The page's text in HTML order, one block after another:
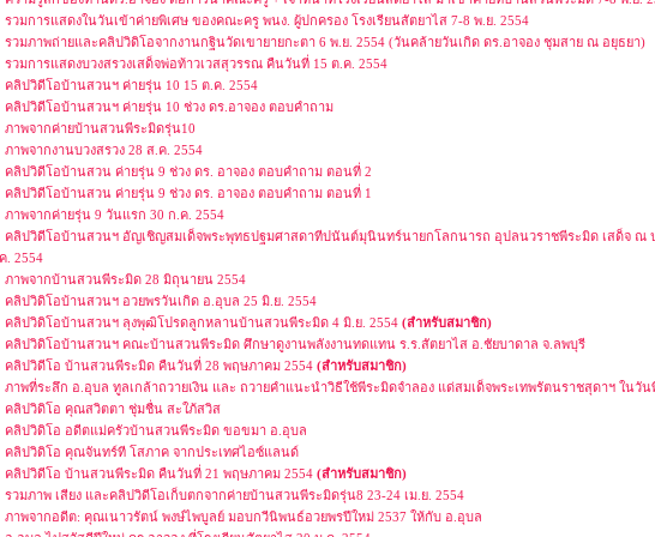
รวมการแสดงในวันเข้าค่ายพิเศษ ของคณะครู พนง. ผู้ปกครอง โรงเรียนสัตยาไส 7-8 พ.ย. 2554
รวมภาพถ่ายและคลิปวิดิโอจากงานกฐินวัดเขายายกะตา 6 พ.ย. 2554 (วันคล้ายวันเกิด ดร.อาจอง ชุมสาย ณ อยุธยา)
รวมการแสดงบวงสรวงเสด็จพ่อท้าวเวสสุวรรณ คืนวันที่ 15 ต.ค. 2554
คลิปวิดีโอบ้านสวนฯ ค่ายรุ่น 10 15 ต.ค. 2554
คลิปวิดีโอบ้านสวนฯ ค่ายรุ่น 10 ช่วง ดร.อาจอง ตอบคำถาม
ภาพจากค่ายบ้านสวนพีระมิดรุ่น10
ภาพจากงานบวงสรวง 28 ส.ค. 2554
คลิปวิดีโอบ้านสวน ค่ายรุ่น 9 ช่วง ดร. อาจอง ตอบคำถาม ตอนที่ 2
คลิปวิดีโอบ้านสวน ค่ายรุ่น 9 ช่วง ดร. อาจอง ตอบคำถาม ตอนที่ 1
ภาพจากค่ายรุ่น 9 วันแรก 30 ก.ค. 2554
คลิปวิดีโอบ้านสวนฯ อัญเชิญสมเด็จพระพุทธปฐมศาสดาทีปนันต์มุนินทร์นายกโลกนารถ อุปลนวราชพีระมิด เสด็จ ณ
. 2554
ภาพจากบ้านสวนพีระมิด 28 มิถุนายน 2554
คลิปวิดิโอบ้านสวนฯ อวยพรวันเกิด อ.อุบล 25 มิ.ย. 2554
คลิปวิดิโอบ้านสวนฯ ลุงพุฒิโปรดลูกหลานบ้านสวนพีระมิด 4 มิ.ย. 2554 (สำหรับสมาชิก)
คลิปวิดิโอบ้านสวนฯ คณะบ้านสวนพีระมิด ศึกษาดูงานพลังงานทดแทน ร.ร.สัตยาไส อ.ชัยบาดาล จ.ลพบุรี
คลิปวิดีโอ บ้านสวนพีระมิด คืนวันที่ 28 พฤษภาคม 2554 (สำหรับสมาชิก)
ภาพที่ระลึก อ.อุบล ทูลเกล้าถวายเงิน และ ถวายคำแนะนำวิธีใช้พีระมิดจำลอง แด่สมเด็จพระเทพรัตนราชสุดาฯ ในวัน
คลิปวิดิโอ คุณสวิตตา ชุ่มชื่น สะใภ้สวิส
คลิปวิดิโอ อดีตแม่ครัวบ้านสวนพีระมิด ขอขมา อ.อุบล
คลิปวิดิโอ คุณจันทร์ที โสภาค จากประเทศไอซ์แลนด์
คลิปวิดีโอ บ้านสวนพีระมิด คืนวันที่ 21 พฤษภาคม 2554 (สำหรับสมาชิก)
รวมภาพ เสียง และคลิปวิดีโอเก็บตกจากค่ายบ้านสวนพีระมิดรุ่น8 23-24 เม.ย. 2554
ภาพจากอดีต: คุณเนาวรัตน์ พงษ์ไพบูลย์ มอบกวีนิพนธ์อวยพรปีใหม่ 2537 ให้กับ อ.อุบล